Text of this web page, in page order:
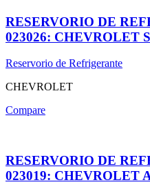
RESERVORIO DE
023026: CHEVROLET
Reservorio de Refrigerante
CHEVROLET
Compare
RESERVORIO DE
023019: CHEVROLET